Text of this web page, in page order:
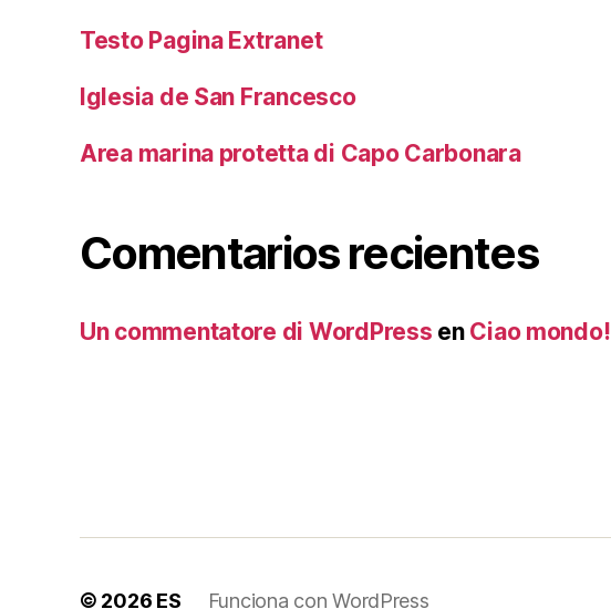
Testo Pagina Extranet
Iglesia de San Francesco
Area marina protetta di Capo Carbonara
Comentarios recientes
Un commentatore di WordPress en Ciao mondo!
© 2026 ES Funciona con WordPress